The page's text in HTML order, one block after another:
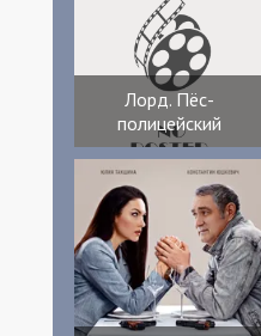
Лорд. Пёс-
полицейский